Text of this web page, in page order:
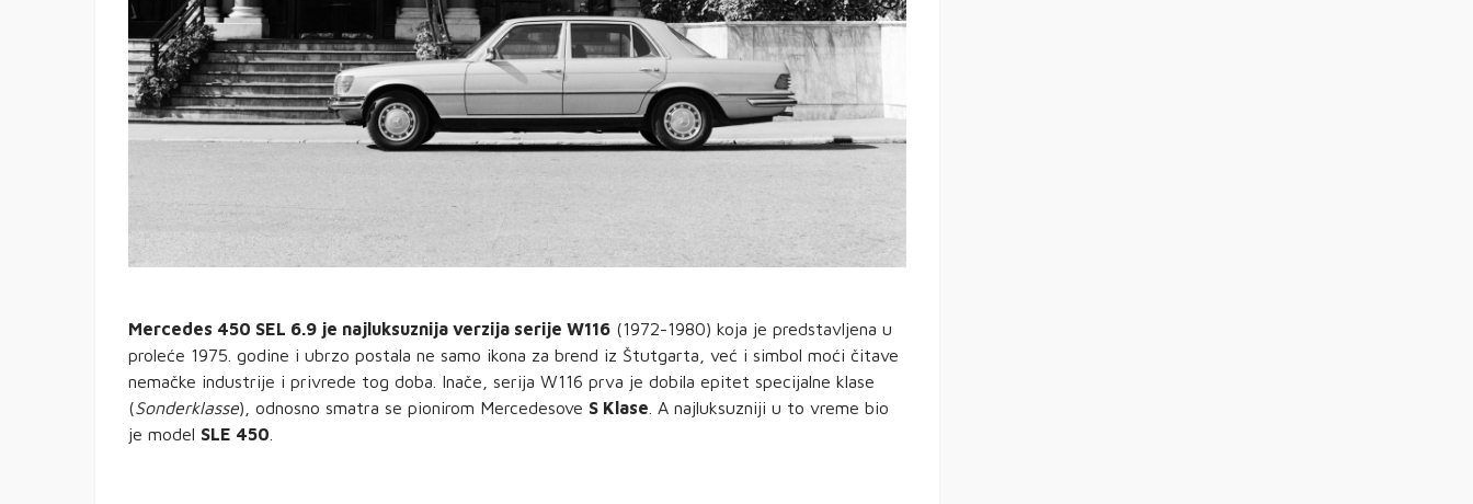
Mercedes 450 SEL 6.9 je najluksuznija verzija serije W116 (1972-1980) koja je predstavljena u
proleće 1975. godine i ubrzo postala ne samo ikona za brend iz Štutgarta, već i simbol moći čitave
nemačke industrije i privrede tog doba. Inače, serija W116 prva je dobila epitet specijalne klase
(Sonderklasse), odnosno smatra se pionirom Mercedesove S Klase . A najluksuzniji u to vreme bio
je model SLE 450